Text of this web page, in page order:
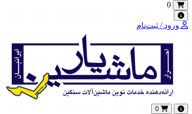
0
ورود / ثبت‌نام
0